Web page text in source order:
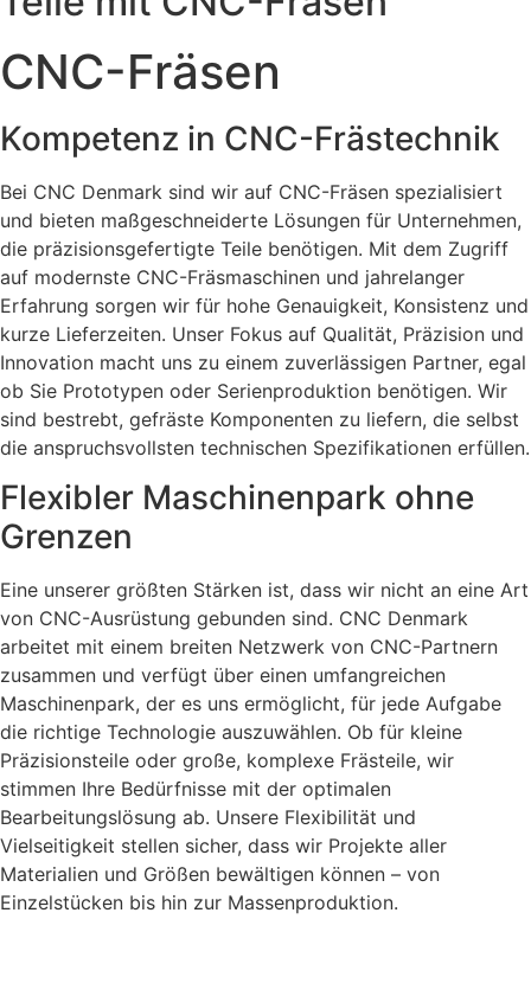
CNC-Fräsen
Kompetenz in CNC-Frästechnik
Bei CNC Denmark sind wir auf CNC-Fräsen spezialisiert
und bieten maßgeschneiderte Lösungen für Unternehmen,
die präzisionsgefertigte Teile benötigen. Mit dem Zugriff
auf modernste CNC-Fräsmaschinen und jahrelanger
Erfahrung sorgen wir für hohe Genauigkeit, Konsistenz und
kurze Lieferzeiten. Unser Fokus auf Qualität, Präzision und
Innovation macht uns zu einem zuverlässigen Partner, egal
ob Sie Prototypen oder Serienproduktion benötigen. Wir
sind bestrebt, gefräste Komponenten zu liefern, die selbst
die anspruchsvollsten technischen Spezifikationen erfüllen.
Flexibler Maschinenpark ohne
Grenzen
Eine unserer größten Stärken ist, dass wir nicht an eine Art
von CNC-Ausrüstung gebunden sind. CNC Denmark
arbeitet mit einem breiten Netzwerk von CNC-Partnern
zusammen und verfügt über einen umfangreichen
Maschinenpark, der es uns ermöglicht, für jede Aufgabe
die richtige Technologie auszuwählen. Ob für kleine
Präzisionsteile oder große, komplexe Frästeile, wir
stimmen Ihre Bedürfnisse mit der optimalen
Bearbeitungslösung ab. Unsere Flexibilität und
Vielseitigkeit stellen sicher, dass wir Projekte aller
Materialien und Größen bewältigen können – von
Einzelstücken bis hin zur Massenproduktion.